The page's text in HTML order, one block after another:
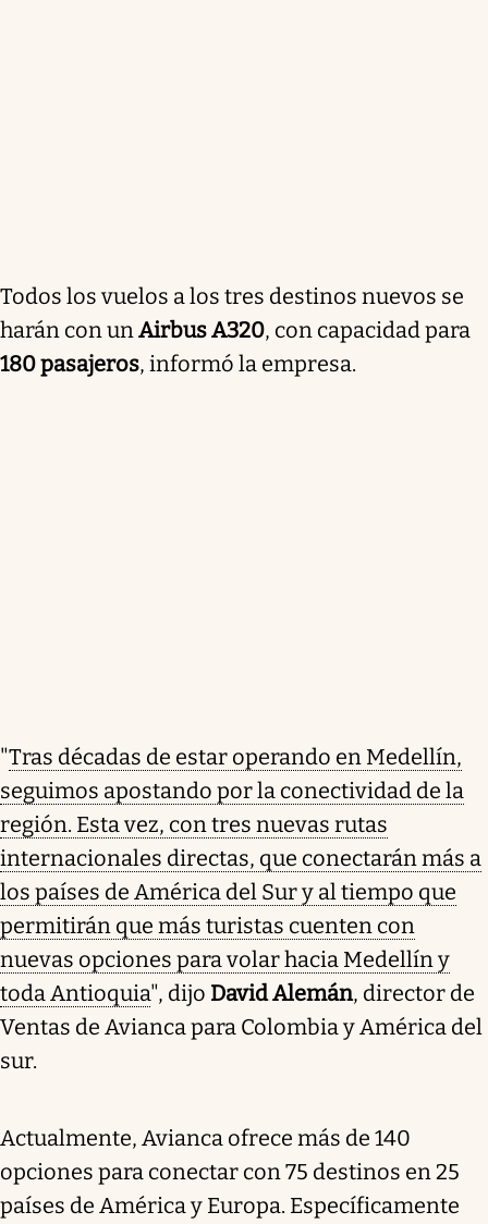
Todos los vuelos a los tres destinos nuevos se
harán con unAirbus A320, con capacidad para
180 pasajeros, informó la empresa.
"Tras décadas de estar operando en Medellín,
seguimos apostando por la conectividad de la
región. Esta vez, con tres nuevas rutas
internacionales directas, que conectarán más a
los países de América del Sur y al tiempo que
permitirán que más turistas cuenten con
nuevas opciones para volar hacia Medellín y
toda Antioquia", dijo David Alemán, director de
Ventas de Avianca para Colombia y América del
sur.
Actualmente, Avianca ofrece más de 140
opciones para conectar con 75 destinos en 25
países de América y Europa. Específicamente